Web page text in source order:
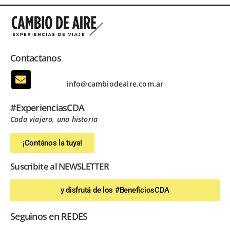
Contactanos
info@cambiodeaire.com.ar
#ExperienciasCDA
Cada viajero, una historia
¡Contános la tuya!
Suscribite al NEWSLETTER
y disfrutá de los #BeneficiosCDA
Seguinos en REDES